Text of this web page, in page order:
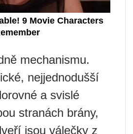
mechanismu.
nejjednodušší
a svislé
stranách brány,
jsou válečky z